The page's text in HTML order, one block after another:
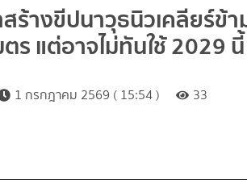
ร้างขีปนาวุธนิวเคลียร์ข้า
ร แต่อาจไม่ทันใช้ 2029
1 กรกฎาคม 2569 ( 15:54 ) 33